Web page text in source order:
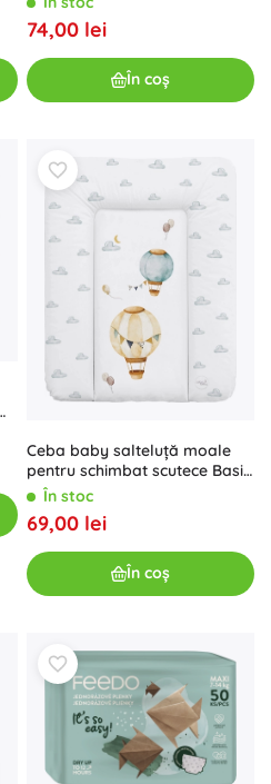
74,00 lei
În coș
Ceba baby salteluță moale
pentru schimbat scutece Basic
Balloons 50 × 70 cm
În stoc
69,00 lei
În coș